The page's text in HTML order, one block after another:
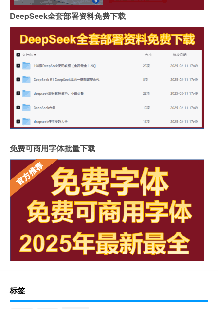
DeepSeek全套部署资料免费下载
免费可商用字体批量下载
标签